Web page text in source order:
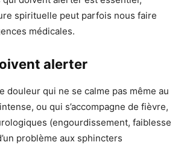
spirituelle peut parfois nous faire
médicales.
alerter
douleur qui ne se calme pas même au
ou qui s’accompagne de fièvre,
(engourdissement, faiblesse
problème aux sphincters